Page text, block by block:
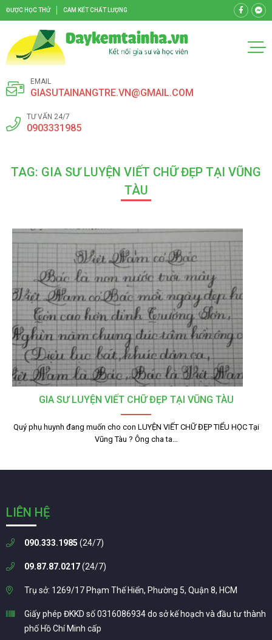
ĐƯỢC HỌC THỬ CAM KẾT CHẤT LƯỢNG
EMAIL
GIASUTAINANGTRE.VN@GMAIL.COM
TƯ VẤN 24/7
0903331985
TAG: GIA SƯ LUYỆN VIẾT CHỮ ĐẸP TẠI VŨNG
TÀU
GIA SƯ LUYỆN VIẾT CHỮ ĐẸP TẠI VŨNG TÀU
Quý phụ huynh đang muốn cho con LUYỆN VIẾT CHỮ ĐẸP TIỂU HỌC Tại
Vũng Tàu ? Ông cha ta…
LIÊN HỆ
090.333.1985 (24/7)
09.87.87.0217(24/7)
Trụ sở: 1269/17 Phạm Thế Hiển, Phường 5, Quận 8, HCM
Giấy phép ĐKKD số 0316086934 do sở kế hoạch và đầu tư thành
phố Hồ Chí Minh cấp